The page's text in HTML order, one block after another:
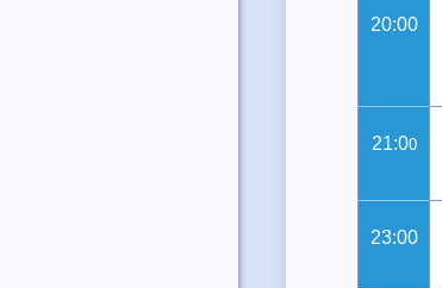
20:00
21:00
23:00